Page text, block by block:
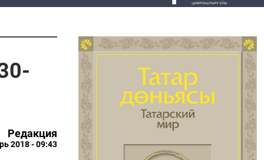
Редакция
2018 - 09:43